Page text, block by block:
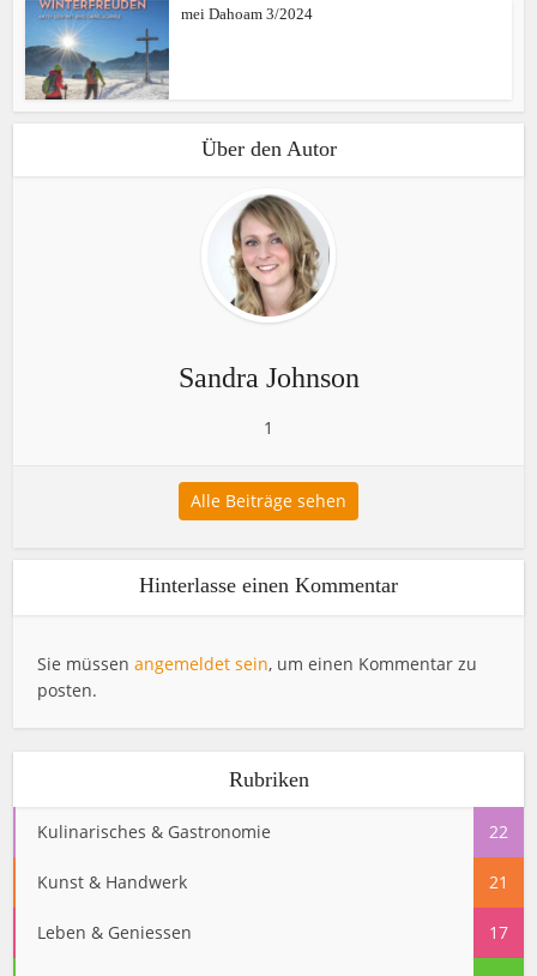
mei Dahoam 3/2024
Über den Autor
Sandra Johnson
1
Alle Beiträge sehen
Hinterlasse einen Kommentar
Sie müssenangemeldet sein, um einen Kommentar zu
posten.
Rubriken
Kulinarisches & Gastronomie 22
Kunst & Handwerk 21
Leben & Geniessen 17